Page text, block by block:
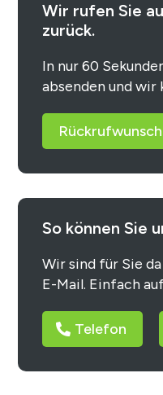
Wir rufen Sie
zurück.
In nur 60
absenden und
Rückrufwunsch
So können Sie
Wir sind für Sie
E-Mail. Einfach
Telefon